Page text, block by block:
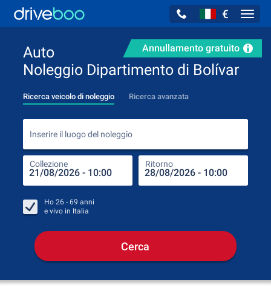
€
Annullamento gratuito
Auto
Noleggio Dipartimento di Bolívar
Ricerca veicolo di noleggio Ricerca avanzata
Inserire il luogo del noleggio
Collezione Ritorno
Ho 26 - 69 anni
e vivo in Italia
Cerca